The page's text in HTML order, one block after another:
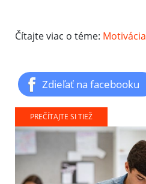
Čítajte viac o téme: Motivácia
Zdieľať na facebooku
PREČÍTAJTE SI TIEŽ